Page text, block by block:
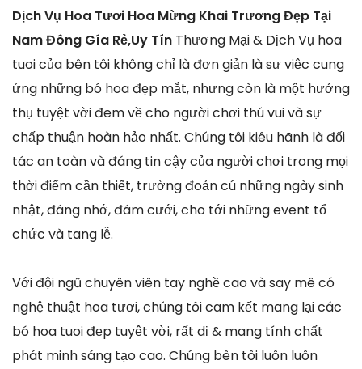
Dịch Vụ Hoa Tươi Hoa Mừng Khai Trương Đẹp Tại
Nam Đông Gía Rẻ,Uy Tín Thương Mại & Dịch Vụ hoa
tuoi của bên tôi không chỉ là đơn giản là sự việc cung
ứng những bó hoa đẹp mắt, nhưng còn là một hưởng
thụ tuyệt vời đem về cho người chơi thú vui và sự
chấp thuận hoàn hảo nhất. Chúng tôi kiêu hãnh là đối
tác an toàn và đáng tin cậy của người chơi trong mọi
thời điểm cần thiết, trường đoản cú những ngày sinh
nhật, đáng nhớ, đám cưới, cho tới những event tổ
chức và tang lễ.
Với đội ngũ chuyên viên tay nghề cao và say mê có
nghệ thuật hoa tươi, chúng tôi cam kết mang lại các
bó hoa tuoi đẹp tuyệt vời, rất dị & mang tính chất
phát minh sáng tạo cao. Chúng bên tôi luôn luôn